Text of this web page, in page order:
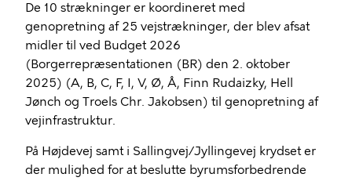
De 10 strækninger er koordineret med
genopretning af 25 vejstrækninger, der blev afsat
midler til ved Budget 2026
(Borgerrepræsentationen (BR) den 2. oktober
2025) (A, B, C, F, I, V, Ø, Å, Finn Rudaizky, Hell
Jønch og Troels Chr. Jakobsen) til genopretning af
vejinfrastruktur.
På Højdevej samt i Sallingvej/Jyllingevej krydset er
der mulighed for at beslutte byrumsforbedrende